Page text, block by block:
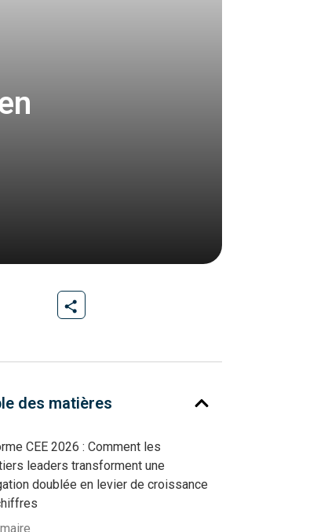
des matières
CEE 2026 : Comment les
leaders transforment une
doublée en levier de croissance